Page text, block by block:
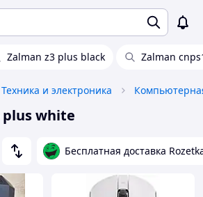
Zalman z3 plus black Zalman
Техника и электроника
plus white
Бесплатная доставка